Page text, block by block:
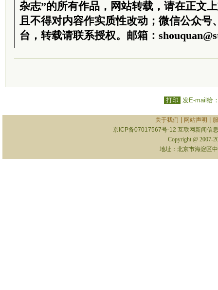
杂志”的所有作品，网站转载，请在正文
且不得对内容作实质性改动；微信公众号
台，转载请联系授权。邮箱：
打印 发E-mail给
关于我们 网站声明
京ICP备07017567号-12 互联网新闻信
Copyright @ 2007-
地址：北京市海淀区